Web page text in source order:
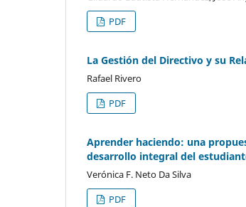
PDF
La Gestión del Directivo y su
Rafael Rivero
PDF
Aprender haciendo: una
desarrollo integral del
Verónica F. Neto Da Silva
PDF